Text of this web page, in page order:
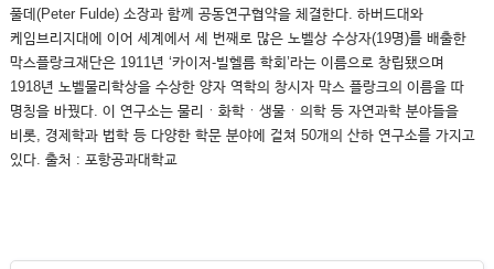
풀데(Peter Fulde) 소장과 함께 공동연구협약을 체결한다. 하버드대와
케임브리지대에 이어 세계에서 세 번째로 많은 노벨상 수상자(19명)를 배출한
막스플랑크재단은 1911년 ‘카이저-빌헬름 학회’라는 이름으로 창립됐으며
1918년 노벨물리학상을 수상한 양자 역학의 창시자 막스 플랑크의 이름을 따
명칭을 바꿨다. 이 연구소는 물리ㆍ화학ㆍ생물ㆍ의학 등 자연과학 분야들을
비롯, 경제학과 법학 등 다양한 학문 분야에 걸쳐 50개의 산하 연구소를 가지고
있다. 출처 : 포항공과대학교